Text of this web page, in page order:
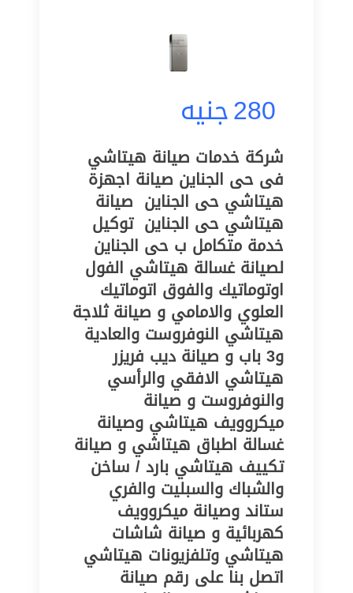
280جنيه
شركة خدمات صيانة هيتاشي
فى حى الجناين‎‎‎ صيانة اجهزة
هيتاشي حى الجناين‎‎ ‎ صيانة
هيتاشي حى الجناين‎‎ ‎ توكيل
لصيانة غسالة هيتاشي الفول
اوتوماتيك والفوق اتوماتيك
العلوي والامامي و صيانة ثلاجة
هيتاشي النوفروست والعادية
و3 باب و صيانة ديب فريزر
هيتاشي الافقي والرأسي
والنوفروست و صيانة
ميكروويف هيتاشي وصيانة
غسالة اطباق هيتاشي و صيانة
تكييف هيتاشي بارد / ساخن
والشباك والسبليت والفري
ستاند وصيانة ميكروويف
كهربائية و صيانة شاشات
هيتاشي وتلفزيونات هيتاشي
اتصل بنا على رقم صيانة